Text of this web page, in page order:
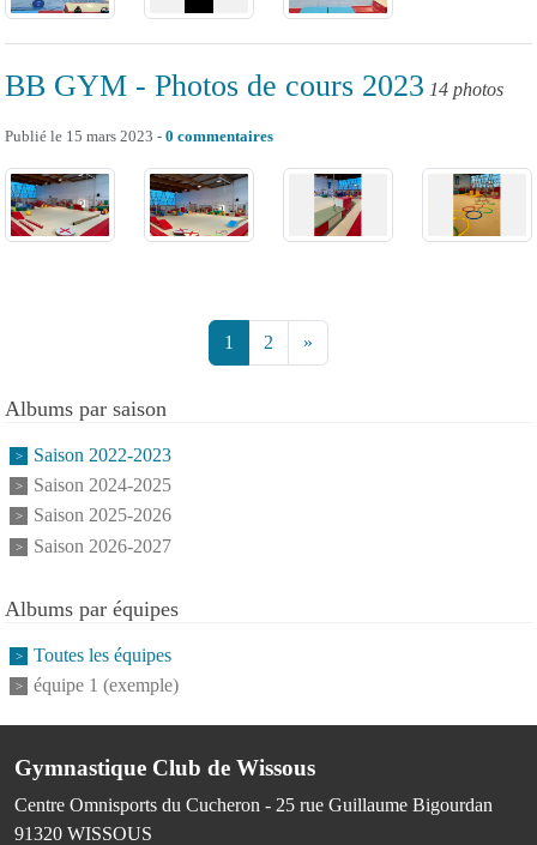
BB GYM - Photos de cours 2023 14 photos
Publié le 15 mars 2023 - 0 commentaires
1 2 »
Albums par saison
Saison 2022-2023
Saison 2024-2025
Saison 2025-2026
Saison 2026-2027
Albums par équipes
Toutes les équipes
équipe 1 (exemple)
Gymnastique Club de Wissous
Centre Omnisports du Cucheron - 25 rue Guillaume Bigourdan
91320 WISSOUS